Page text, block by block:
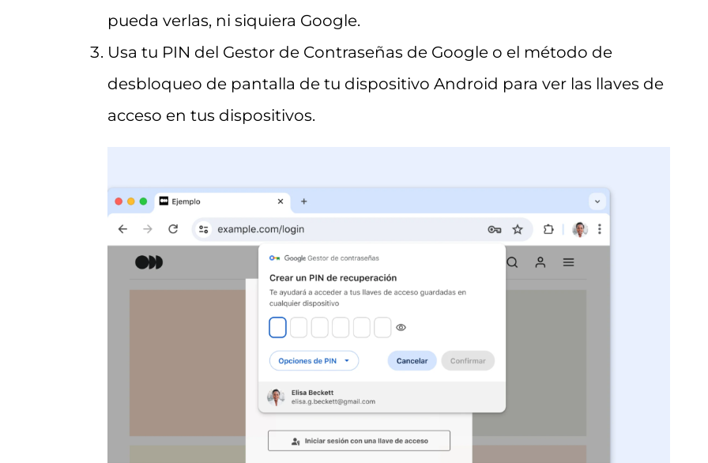
pueda verlas, ni siquiera Google.
Usa tu PIN del Gestor de Contraseñas de Google o el método de
desbloqueo de pantalla de tu dispositivo Android para ver las llaves de
acceso en tus dispositivos.